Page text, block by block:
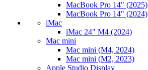
MacBook Pro 14" (2025)
MacBook Pro 14" (2024)
iMac
iMac 24" M4 (2024)
Mac mini
Mac mini (M4, 2024)
Mac mini (M2, 2023)
Apple Studio Display